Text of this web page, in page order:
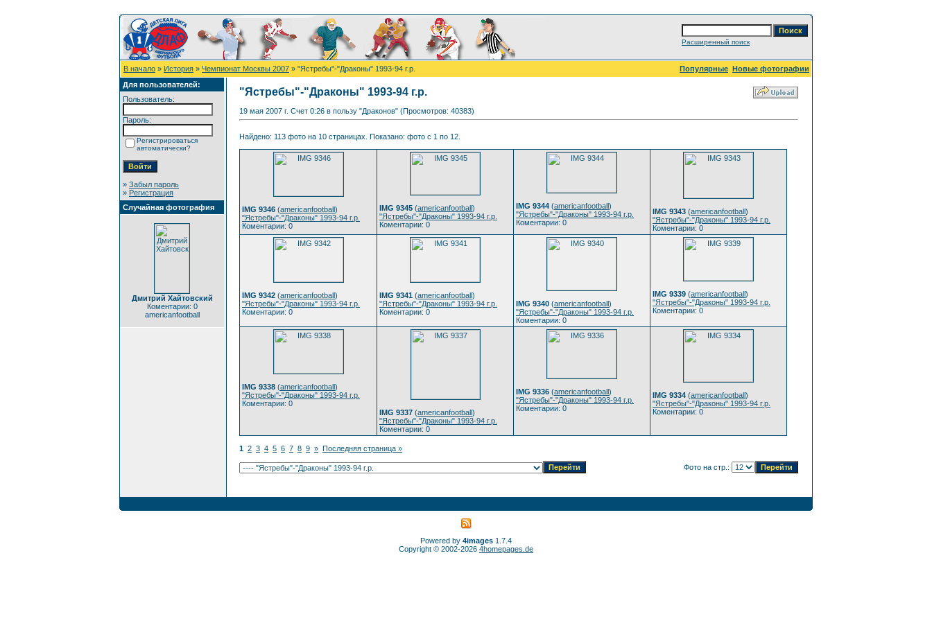
Расширенный поиск
В начало » История » Чемпионат Москвы 2007 » "Ястребы"-"Драконы" 1993-94 г.р. Популярные Новые фотографии
Для пользователей:
Пользователь:
Пароль:
Регистрироваться
автоматически?
» Забыл пароль
» Регистрация
Случайная фотография
Дмитрий Хайтовский
Коментарии: 0
americanfootball
"Ястребы"-"Драконы" 1993-94 г.р.
19 мая 2007 г. Счет 0:26 в пользу "Драконов" (Просмотров: 40383)
Найдено: 113 фото на 10 страницах. Показано: фото с 1 по 12.
IMG 9346 (americanfootball)
"Ястребы"-"Драконы" 1993-94 г.р.
Коментарии: 0
IMG 9345 (americanfootball)
"Ястребы"-"Драконы" 1993-94 г.р.
Коментарии: 0
IMG 9344 (americanfootball)
"Ястребы"-"Драконы" 1993-94 г.р.
Коментарии: 0
IMG 9343 (americanfootball)
"Ястребы"-"Драконы" 1993-94 г.р.
Коментарии: 0
IMG 9342 (americanfootball)
"Ястребы"-"Драконы" 1993-94 г.р.
Коментарии: 0
IMG 9341 (americanfootball)
"Ястребы"-"Драконы" 1993-94 г.р.
Коментарии: 0
IMG 9340 (americanfootball)
"Ястребы"-"Драконы" 1993-94 г.р.
Коментарии: 0
IMG 9339 (americanfootball)
"Ястребы"-"Драконы" 1993-94 г.р.
Коментарии: 0
IMG 9338 (americanfootball)
"Ястребы"-"Драконы" 1993-94 г.р.
Коментарии: 0
IMG 9337 (americanfootball)
"Ястребы"-"Драконы" 1993-94 г.р.
Коментарии: 0
IMG 9336 (americanfootball)
"Ястребы"-"Драконы" 1993-94 г.р.
Коментарии: 0
IMG 9334 (americanfootball)
"Ястребы"-"Драконы" 1993-94 г.р.
Коментарии: 0
1 2 3 4 5 6 7 8 9 » Последняя страница »
Фото на стр.:
Powered by 4images 1.7.4
Copyright © 2002-2026 4homepages.de